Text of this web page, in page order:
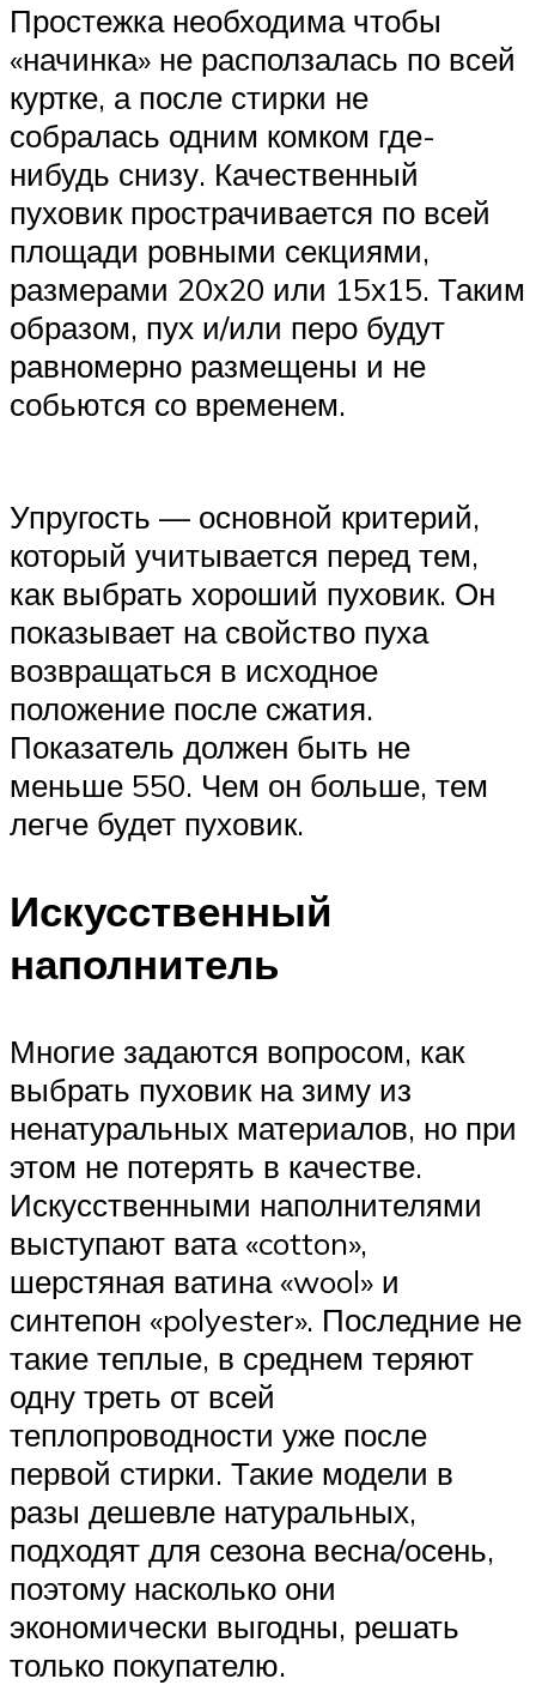
Простежка необходима чтобы
«начинка» не расползалась по всей
куртке, а после стирки не
собралась одним комком где-
нибудь снизу. Качественный
пуховик прострачивается по всей
площади ровными секциями,
размерами 20х20 или 15х15. Таким
образом, пух и/или перо будут
равномерно размещены и не
собьются со временем.
Упругость — основной критерий,
который учитывается перед тем,
как выбрать хороший пуховик. Он
показывает на свойство пуха
возвращаться в исходное
положение после сжатия.
Показатель должен быть не
меньше 550. Чем он больше, тем
легче будет пуховик.
Искусственный
наполнитель
Многие задаются вопросом, как
выбрать пуховик на зиму из
ненатуральных материалов, но при
этом не потерять в качестве.
Искусственными наполнителями
выступают вата «cotton»,
шерстяная ватина «wool» и
синтепон «polyester». Последние не
такие теплые, в среднем теряют
одну треть от всей
теплопроводности уже после
первой стирки. Такие модели в
разы дешевле натуральных,
подходят для сезона весна/осень,
поэтому насколько они
экономически выгодны, решать
только покупателю.